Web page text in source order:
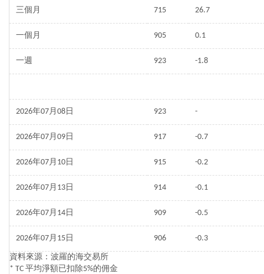
三個月 715 26.7
一個月 905 0.1
一週 923 -1.8
2026年07月08日 923 -
2026年07月09日 917 -0.7
2026年07月10日 915 -0.2
2026年07月13日 914 -0.1
2026年07月14日 909 -0.5
2026年07月15日 906 -0.3
資料來源：波羅的海交易所
* TC 平均淨額已扣除5%的佣金